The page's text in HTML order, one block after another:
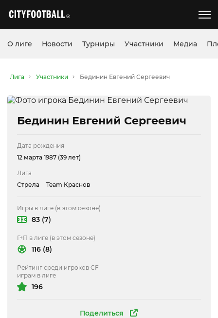
О лиге Новости Турниры Участники Медиа
Лига Участники Бединин Евгений Сергеевич
Бединин Евгений Сергеевич
Поделиться
Дата рождения
12 марта 1987 (39 лет)
Лига
Стрела
Team Краснов
Игры в лиге (в этом сезоне)
83 (7)
Г+П в лиге (в этом сезоне)
116 (8)
Рейтинг среди игроков CF
играм в лиге
196